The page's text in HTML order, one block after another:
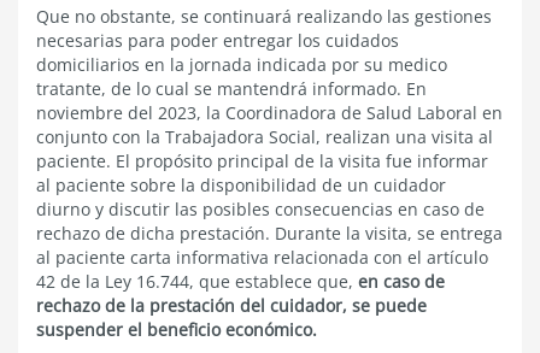
Que no obstante, se continuará realizando las gestiones
necesarias para poder entregar los cuidados
domiciliarios en la jornada indicada por su medico
tratante, de lo cual se mantendrá informado. En
noviembre del 2023, la Coordinadora de Salud Laboral en
conjunto con la Trabajadora Social, realizan una visita al
paciente. El propósito principal de la visita fue informar
al paciente sobre la disponibilidad de un cuidador
diurno y discutir las posibles consecuencias en caso de
rechazo de dicha prestación. Durante la visita, se entrega
al paciente carta informativa relacionada con el artículo
42 de la Ley 16.744, que establece que, en caso de
rechazo de la prestación del cuidador, se puede
suspender el beneficio económico.